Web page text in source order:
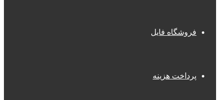
فروشگاه فایل
پرداخت هزینه